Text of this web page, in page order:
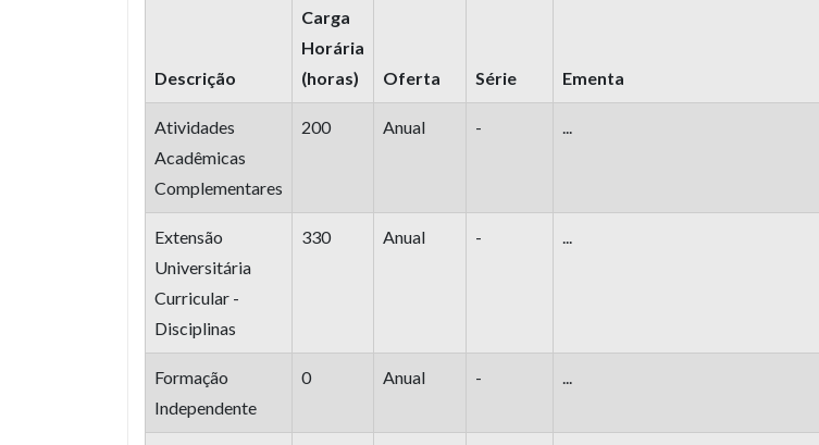
Descrição
Carga
Horária
(horas)
Oferta Série Ementa
Atividades
Acadêmicas
Complementares
200 Anual - ...
Extensão
Universitária
Curricular -
Disciplinas
330 Anual - ...
Formação
Independente
0 Anual - ...